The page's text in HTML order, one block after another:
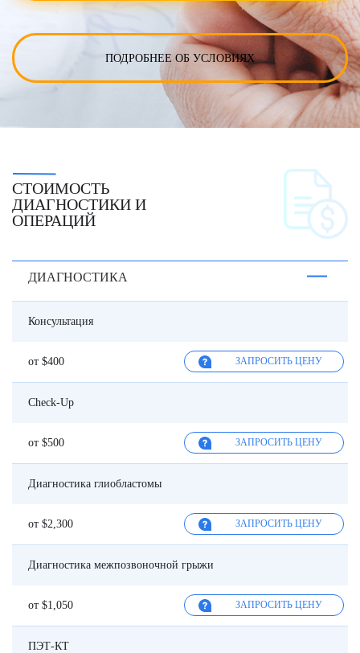
ПОДРОБНЕЕ ОБ УСЛОВИЯХ
СТОИМОСТЬ
ДИАГНОСТИКИ И
ОПЕРАЦИЙ
ДИАГНОСТИКА
Консультация
от $400 ЗАПРОСИТЬ ЦЕНУ
Check-Up
от $500 ЗАПРОСИТЬ ЦЕНУ
Диагностика глиобластомы
от $2,300 ЗАПРОСИТЬ ЦЕНУ
Диагностика межпозвоночной грыжи
от $1,050 ЗАПРОСИТЬ ЦЕНУ
ПЭТ-КТ